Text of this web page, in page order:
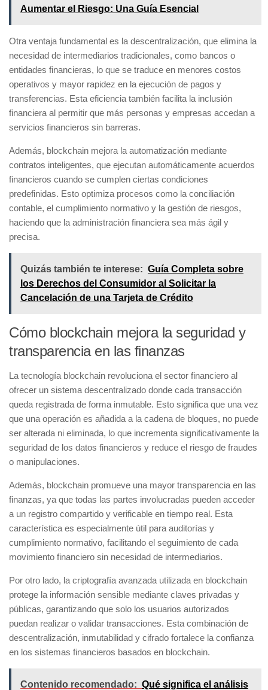
Aumentar el Riesgo: Una Guía Esencial
Otra ventaja fundamental es la descentralización, que elimina la
necesidad de intermediarios tradicionales, como bancos o
entidades financieras, lo que se traduce en menores costos
operativos y mayor rapidez en la ejecución de pagos y
transferencias. Esta eficiencia también facilita la inclusión
financiera al permitir que más personas y empresas accedan a
servicios financieros sin barreras.
Además, blockchain mejora la automatización mediante
contratos inteligentes, que ejecutan automáticamente acuerdos
financieros cuando se cumplen ciertas condiciones
predefinidas. Esto optimiza procesos como la conciliación
contable, el cumplimiento normativo y la gestión de riesgos,
haciendo que la administración financiera sea más ágil y
precisa.
Quizás también te interese: Guía Completa sobre
los Derechos del Consumidor al Solicitar la
Cancelación de una Tarjeta de Crédito
Cómo blockchain mejora la seguridad y
transparencia en las finanzas
La tecnología blockchain revoluciona el sector financiero al
ofrecer un sistema descentralizado donde cada transacción
queda registrada de forma inmutable. Esto significa que una vez
que una operación es añadida a la cadena de bloques, no puede
ser alterada ni eliminada, lo que incrementa significativamente la
seguridad de los datos financieros y reduce el riesgo de fraudes
o manipulaciones.
Además, blockchain promueve una mayor transparencia en las
finanzas, ya que todas las partes involucradas pueden acceder
a un registro compartido y verificable en tiempo real. Esta
característica es especialmente útil para auditorías y
cumplimiento normativo, facilitando el seguimiento de cada
movimiento financiero sin necesidad de intermediarios.
Por otro lado, la criptografía avanzada utilizada en blockchain
protege la información sensible mediante claves privadas y
públicas, garantizando que solo los usuarios autorizados
puedan realizar o validar transacciones. Esta combinación de
descentralización, inmutabilidad y cifrado fortalece la confianza
en los sistemas financieros basados en blockchain.
Contenido recomendado: Qué significa el análisis